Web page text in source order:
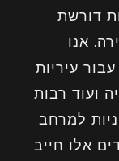
דורשת
אנו
עיריות
ועוד רבות
למרחב
אלו חייב